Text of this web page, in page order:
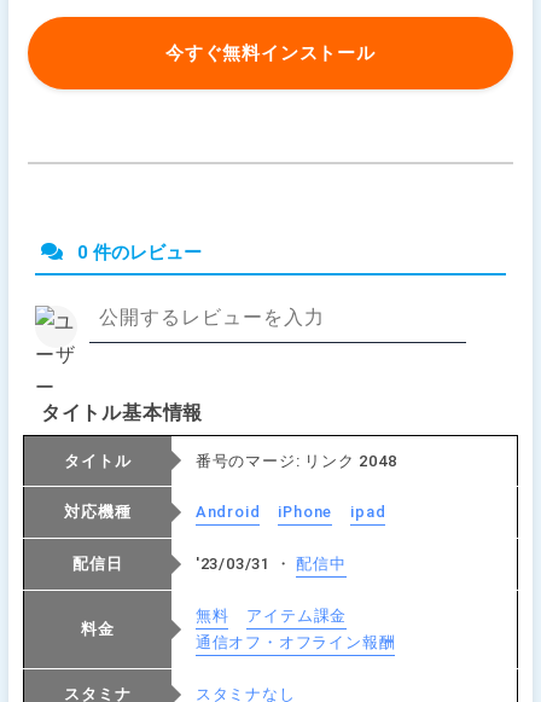
今すぐ無料インストール
0 件のレビュー
タイトル基本情報
タイトル 番号のマージ: リンク 2048
対応機種 Android iPhone ipad
配信日 '23/03/31 ・配信中
料金
無料
アイテム課金
通信オフ・オフライン報酬
スタミナ スタミナなし